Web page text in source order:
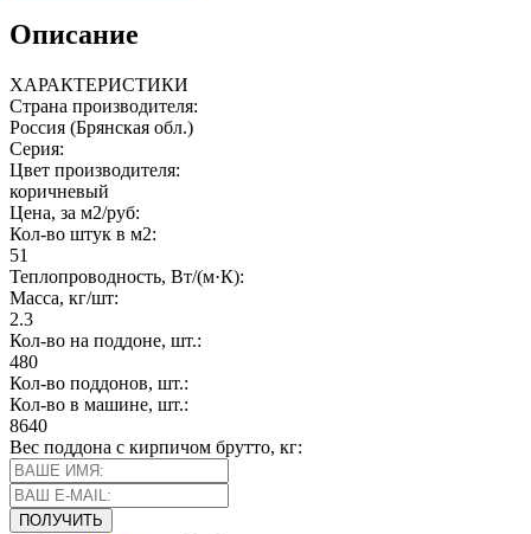
Описание
ХАРАКТЕРИСТИКИ
Страна производителя:
Россия (Брянская обл.)
Серия:
Цвет производителя:
коричневый
Цена, за м2/руб:
Кол-во штук в м2:
51
Теплопроводность, Вт/(м·К):
Масса, кг/шт:
2.3
Кол-во на поддоне, шт.:
480
Кол-во поддонов, шт.:
Кол-во в машине, шт.:
8640
Вес поддона с кирпичом брутто, кг: